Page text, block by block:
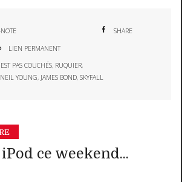
SHARE
LIEN PERMANENT
PAS COUCHÉS, RUQUIER,
NEIL YOUNG, JAMES BOND,SKYFALL
ce weekend...